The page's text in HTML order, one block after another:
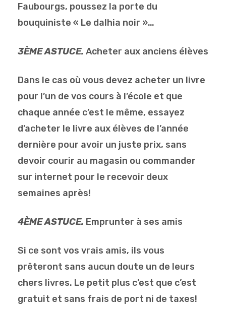
Faubourgs, poussez la porte du
bouquiniste « Le dalhia noir »…
3ÈME ASTUCE. Acheter aux anciens élèves
Dans le cas où vous devez acheter un livre
pour l’un de vos cours à l’école et que
chaque année c’est le même, essayez
d’acheter le livre aux élèves de l’année
dernière pour avoir un juste prix, sans
devoir courir au magasin ou commander
sur internet pour le recevoir deux
semaines après!
4ÈME ASTUCE. Emprunter à ses amis
Si ce sont vos vrais amis, ils vous
prêteront sans aucun doute un de leurs
chers livres. Le petit plus c’est que c’est
gratuit et sans frais de port ni de taxes!